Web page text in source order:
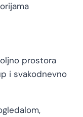
prostora
i svakodnevno